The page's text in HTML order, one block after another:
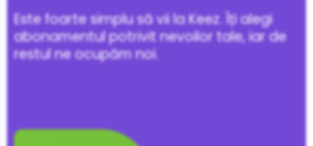
Este foarte simplu să vii la Keez. Îți alegi
abonamentul potrivit nevoilor tale, iar de
restul ne ocupăm noi.